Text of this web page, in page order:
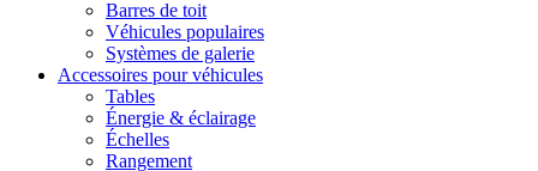
Barres de toit
Véhicules populaires
Systèmes de galerie
Accessoires pour véhicules
Tables
Énergie & éclairage
Échelles
Rangement